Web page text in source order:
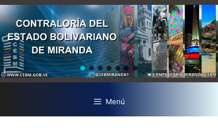
Menú